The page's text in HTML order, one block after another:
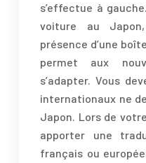
s’effectue à
voiture au
présence d’une
permet aux
s’adapter. Vous
internationaux ne
Japon. Lors de
apporter une
français ou